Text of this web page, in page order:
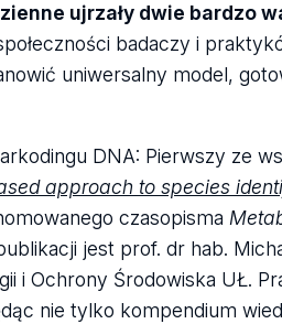
ujrzały dwie bardzo
badaczy i
uniwersalny model,
DNA: Pierwszy ze
approach to species
czasopisma
jest prof. dr hab.
i Ochrony Środowiska UŁ.
nie tylko kompendium